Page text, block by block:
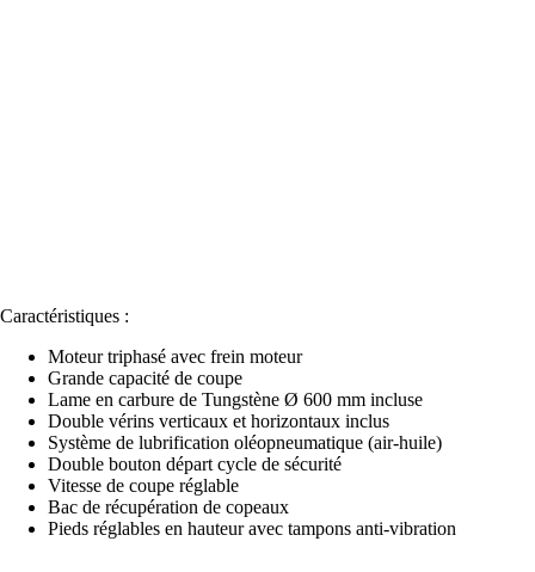
Caractéristiques :
Moteur triphasé avec frein moteur
Grande capacité de coupe
Lame en carbure de Tungstène Ø 600 mm incluse
Double vérins verticaux et horizontaux inclus
Système de lubrification oléopneumatique (air-huile)
Double bouton départ cycle de sécurité
Vitesse de coupe réglable
Bac de récupération de copeaux
Pieds réglables en hauteur avec tampons anti-vibration